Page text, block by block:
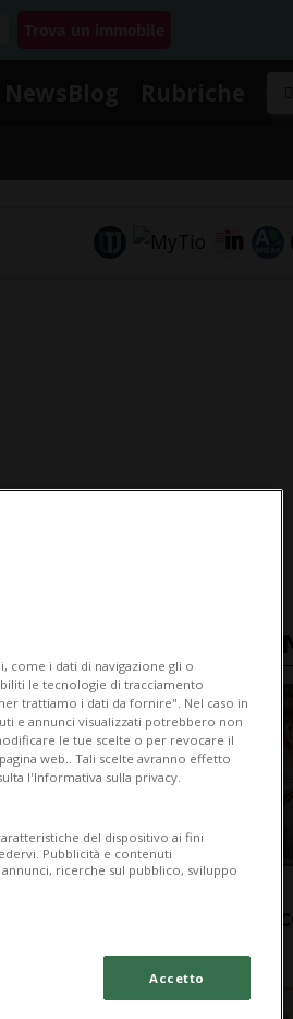
ULTIME
SVIZZERA
Oscar:
come i dati di navigazione gli o
le tecnologie di tracciamento
trattiamo i dati da fornire". Nel caso in
e annunci visualizzati potrebbero non
le tue scelte o per revocare il
web.. Tali scelte avranno effetto
l'Informativa sulla privacy.
del dispositivo ai fini
Pubblicità e contenuti
ricerche sul pubblico, sviluppo
Accetto